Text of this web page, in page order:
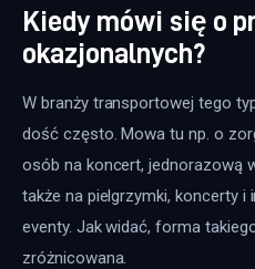
Kiedy mówi się o
okazjonalnych?
W branży transportowej tego
dość często. Mowa tu np. o
osób na koncert, jednorazową
także na pielgrzymki, koncerty i
eventy. Jak widać, forma
zróżnicowana.